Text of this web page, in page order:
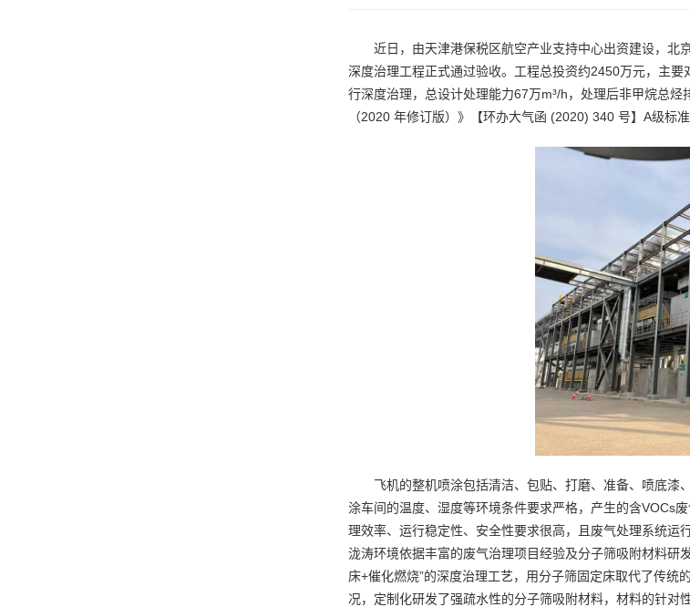
近日，由天津港保税区航空产业支持中心出资建设，北
深度治理工程正式通过验收。工程总投资约2450万元，主
行深度治理，总设计处理能力67万m³/h，处理后非甲烷总
（2020 年修订版）》【环办大气函 (2020) 340 号】A级标
飞机的整机喷涂包括清洁、包贴、打磨、准备、喷底
涂车间的温度、湿度等环境条件要求严格，产生的含VOCs
理效率、运行稳定性、安全性要求很高，且废气处理系统运
泷涛环境依据丰富的废气治理项目经验及分子筛吸附材料研
床+催化燃烧”的深度治理工艺，用分子筛固定床取代了传
况，定制化研发了强疏水性的分子筛吸附材料，材料的针